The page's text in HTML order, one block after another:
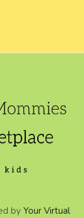
by Your Virtual